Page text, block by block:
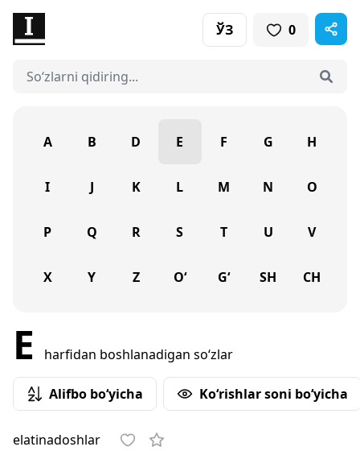
ЎЗ 0
A B D E F G H
I J K L M N O
P Q R S T U V
X Y Z O‘ G‘ SH CH
E harfidan boshlanadigan so‘zlar
Alifbo bo‘yicha Ko‘rishlar soni bo‘yicha
elatinadoshlar